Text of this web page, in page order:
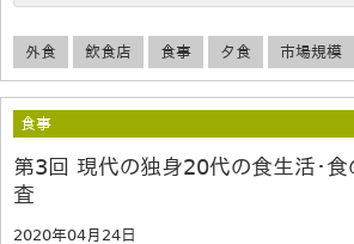
外食 飲食店 食事 夕食 市場規模
食事
第3回 現代の独身20代の食生活・
査
2020年04月24日